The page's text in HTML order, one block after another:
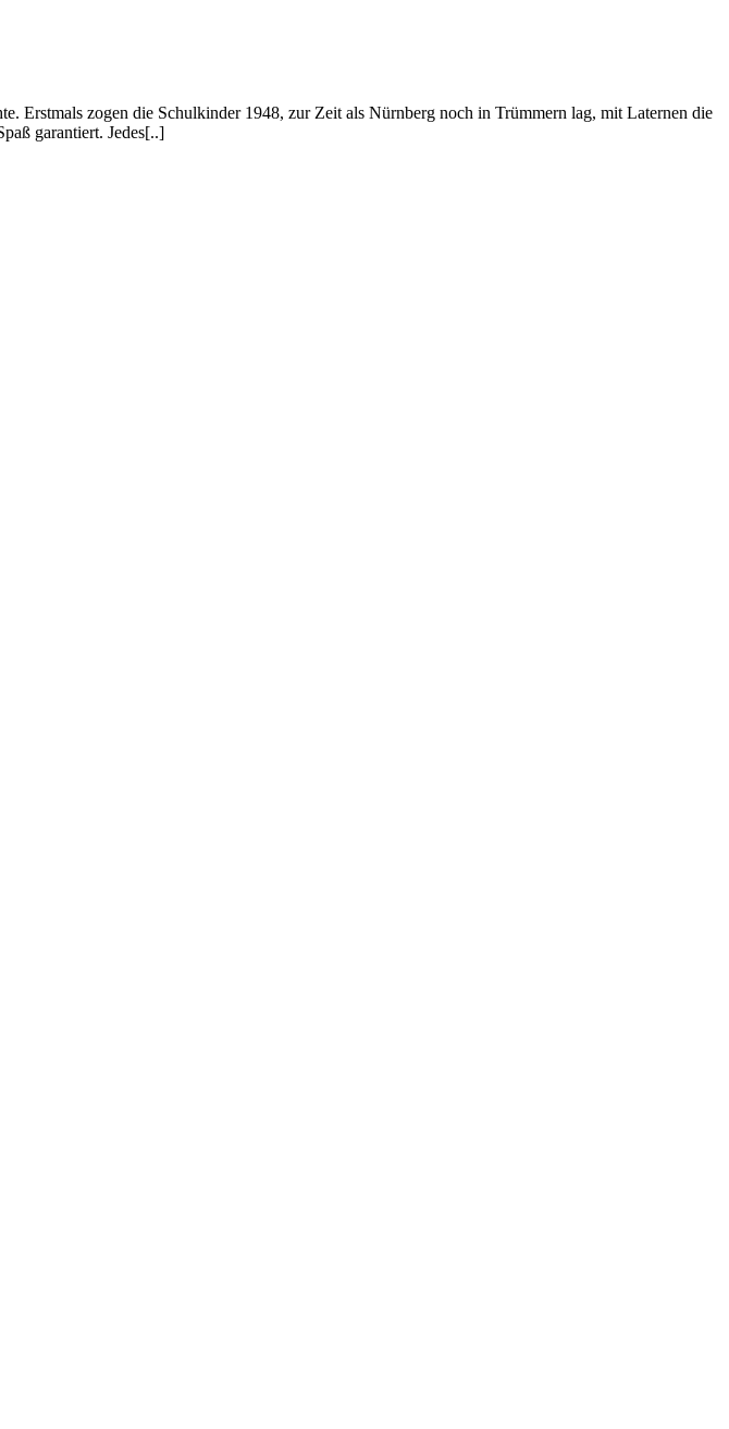
Erstmals zogen die Schulkinder 1948, zur Zeit als Nürnberg noch in Trümmern lag, mit Laternen die
garantiert. Jedes[..]